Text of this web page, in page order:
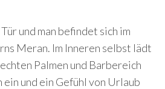
und man befindet sich im
Meran. Im Inneren selbst lädt
Palmen und Barbereich
und ein Gefühl von Urlaub